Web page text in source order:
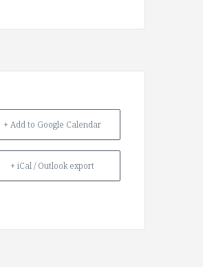
+ Add to Google Calendar
+ iCal / Outlook export